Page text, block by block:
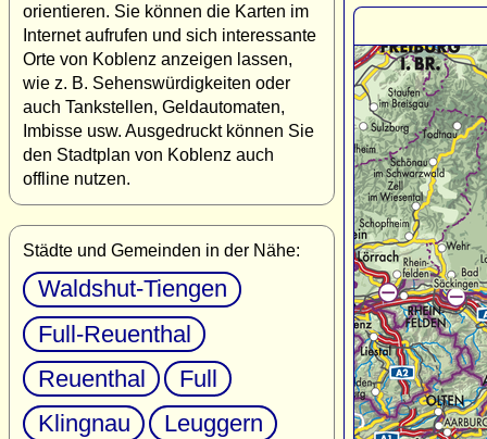
orientieren. Sie können die Karten im
Internet aufrufen und sich interessante
Orte von Koblenz anzeigen lassen,
wie z. B. Sehenswürdigkeiten oder
auch Tankstellen, Geldautomaten,
Imbisse usw. Ausgedruckt können Sie
den Stadtplan von Koblenz auch
offline nutzen.
Städte und Gemeinden in der Nähe:
Waldshut-Tiengen
Full-Reuenthal
Reuenthal
Full
Klingnau
Leuggern